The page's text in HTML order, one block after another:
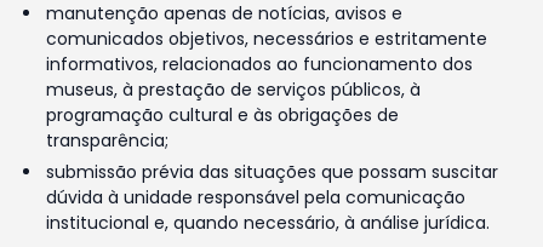
manutenção apenas de notícias, avisos e
comunicados objetivos, necessários e estritamente
informativos, relacionados ao funcionamento dos
museus, à prestação de serviços públicos, à
programação cultural e às obrigações de
transparência;
submissão prévia das situações que possam suscitar
dúvida à unidade responsável pela comunicação
institucional e, quando necessário, à análise jurídica.